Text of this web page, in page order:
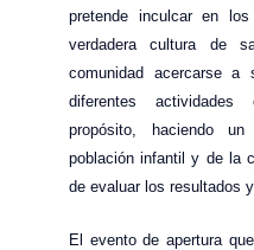
pretende inculcar en
verdadera cultura de
comunidad acercarse
diferentes
propósito, haciendo
población infantil y de la
de evaluar los resultados
El evento de apertura